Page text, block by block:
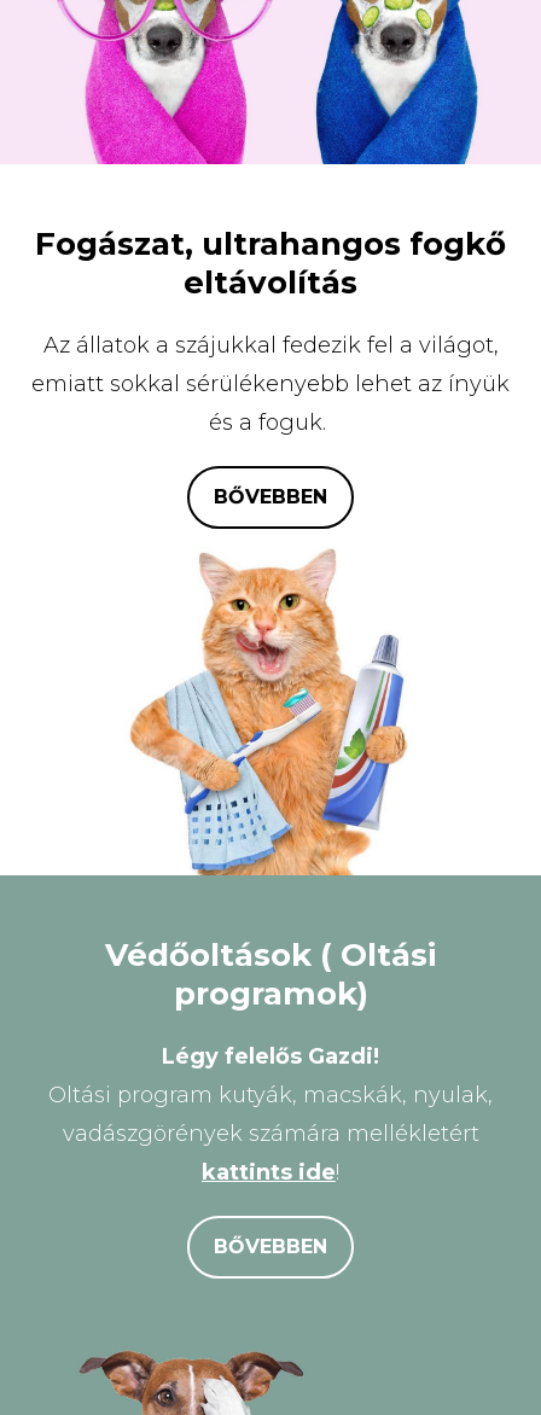
Fogászat, ultrahangos fogkő
eltávolítás
Az állatok a szájukkal fedezik fel a világot,
emiatt sokkal sérülékenyebb lehet az ínyük
és a foguk.
BŐVEBBEN
Védőoltások ( Oltási
programok)
Légy felelős Gazdi!
Oltási program kutyák, macskák, nyulak,
vadászgörények számára mellékletért
kattints ide!
BŐVEBBEN